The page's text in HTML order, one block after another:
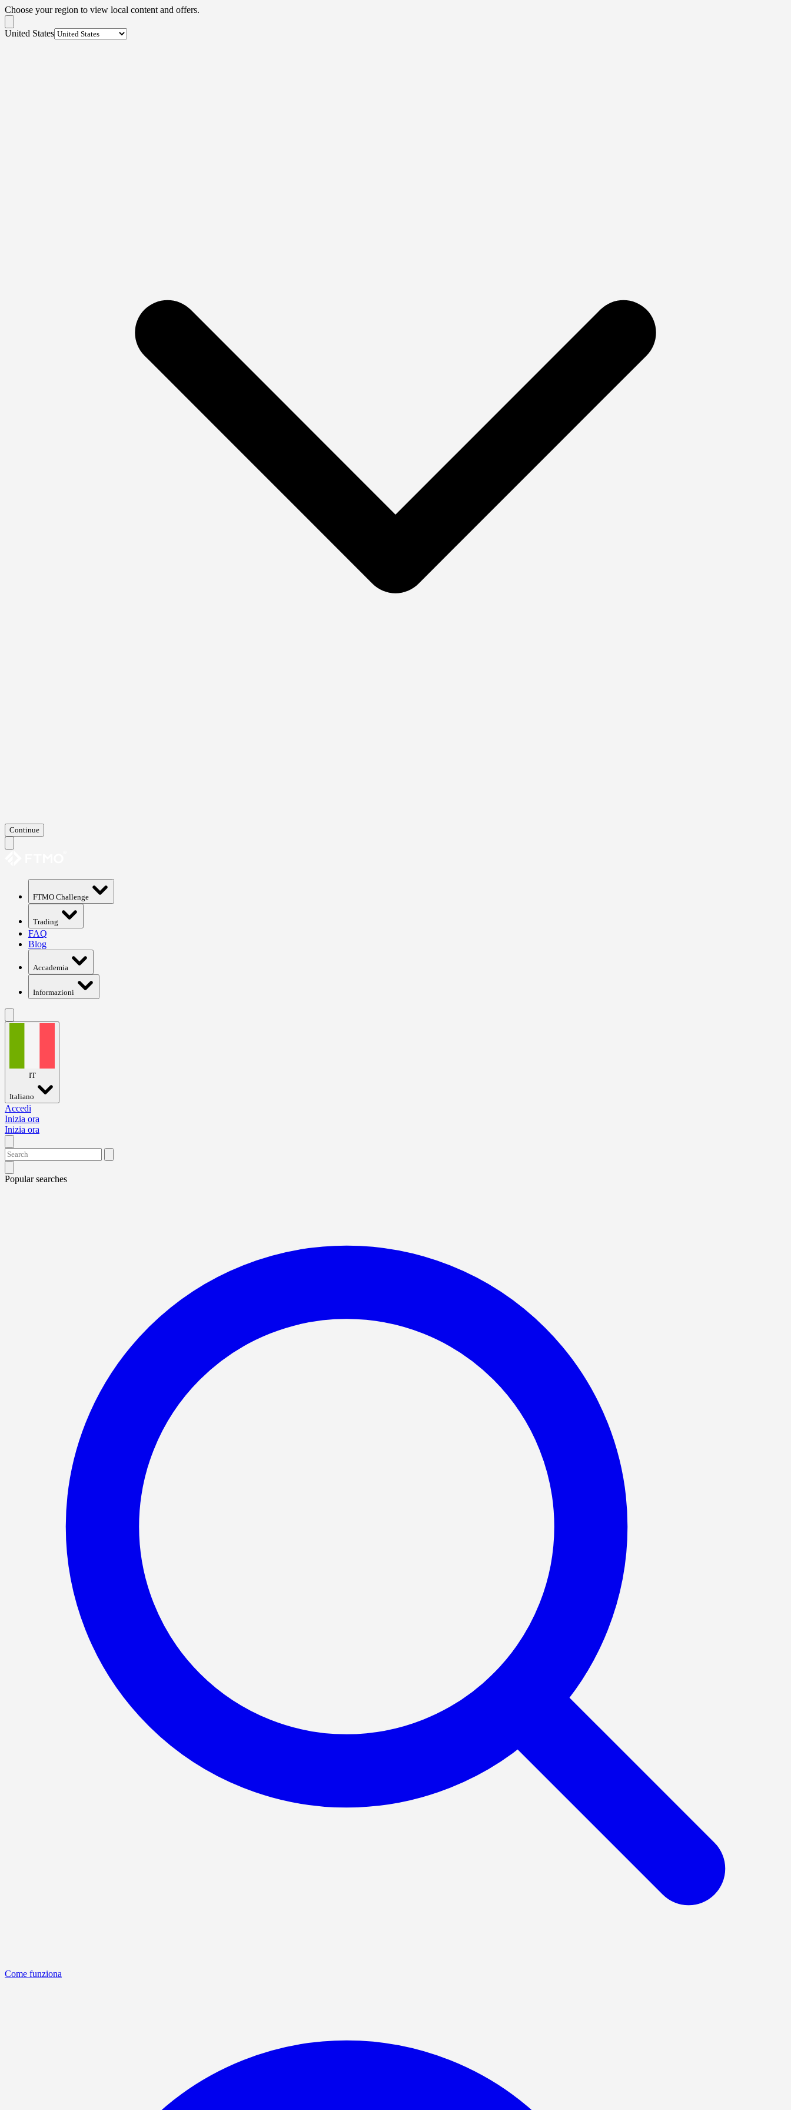
Choose your region to view local content and offers.
United States
Continue
FTMO Challenge
Trading
FAQ
Blog
Accademia
Informazioni
IT
Italiano
Accedi
Inizia ora
Inizia ora
Popular searches
Come funziona